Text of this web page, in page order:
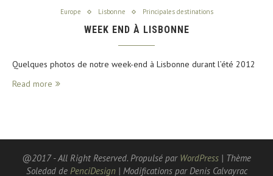
Europe Lisbonne Principales destinations
WEEK END À LISBONNE
Quelques photos de notre week-end à Lisbonne durant l’été 2012
Read more
@2017 - All Right Reserved. Propulsé par WordPress | Thème
Soledad de PenciDesign| Modifications par Denis Calvayrac